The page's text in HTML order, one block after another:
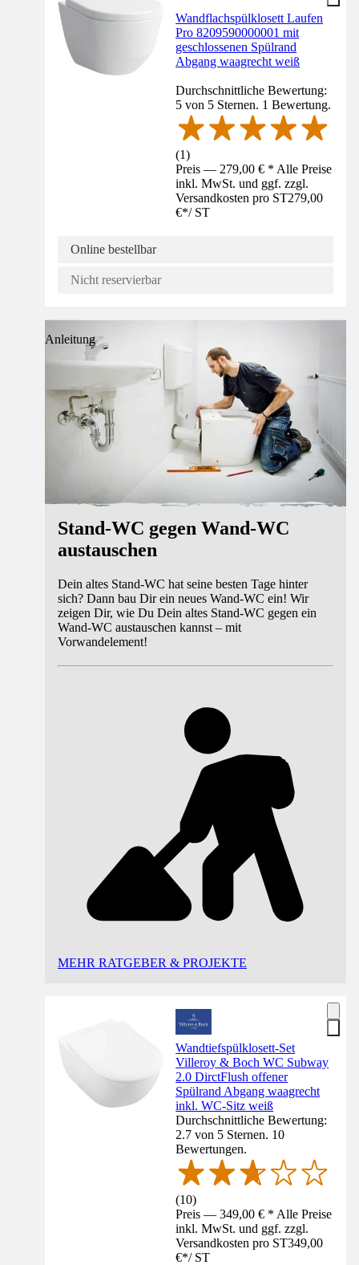
Wandflachspülklosett Laufen
Pro 8209590000001 mit
geschlossenen Spülrand
Abgang waagrecht weiß
Durchschnittliche Bewertung:
5 von 5 Sternen. 1 Bewertung.
(1)
Preis — 279,00 € * Alle Preise
inkl. MwSt. und ggf. zzgl.
Versandkosten pro ST279,00
€*/ ST
Online bestellbar
Nicht reservierbar
Anleitung
Stand-WC gegen Wand-WC
austauschen
Dein altes Stand-WC hat seine besten Tage hinter
sich? Dann bau Dir ein neues Wand-WC ein! Wir
zeigen Dir, wie Du Dein altes Stand-WC gegen ein
Wand-WC austauschen kannst – mit
Vorwandelement!
MEHR RATGEBER & PROJEKTE
Wandtiefspülklosett-Set
Villeroy & Boch WC Subway
2.0 DirctFlush offener
Spülrand Abgang waagrecht
inkl. WC-Sitz weiß
Durchschnittliche Bewertung:
2.7 von 5 Sternen. 10
Bewertungen.
(10)
Preis — 349,00 € * Alle Preise
inkl. MwSt. und ggf. zzgl.
Versandkosten pro ST349,00
€*/ ST